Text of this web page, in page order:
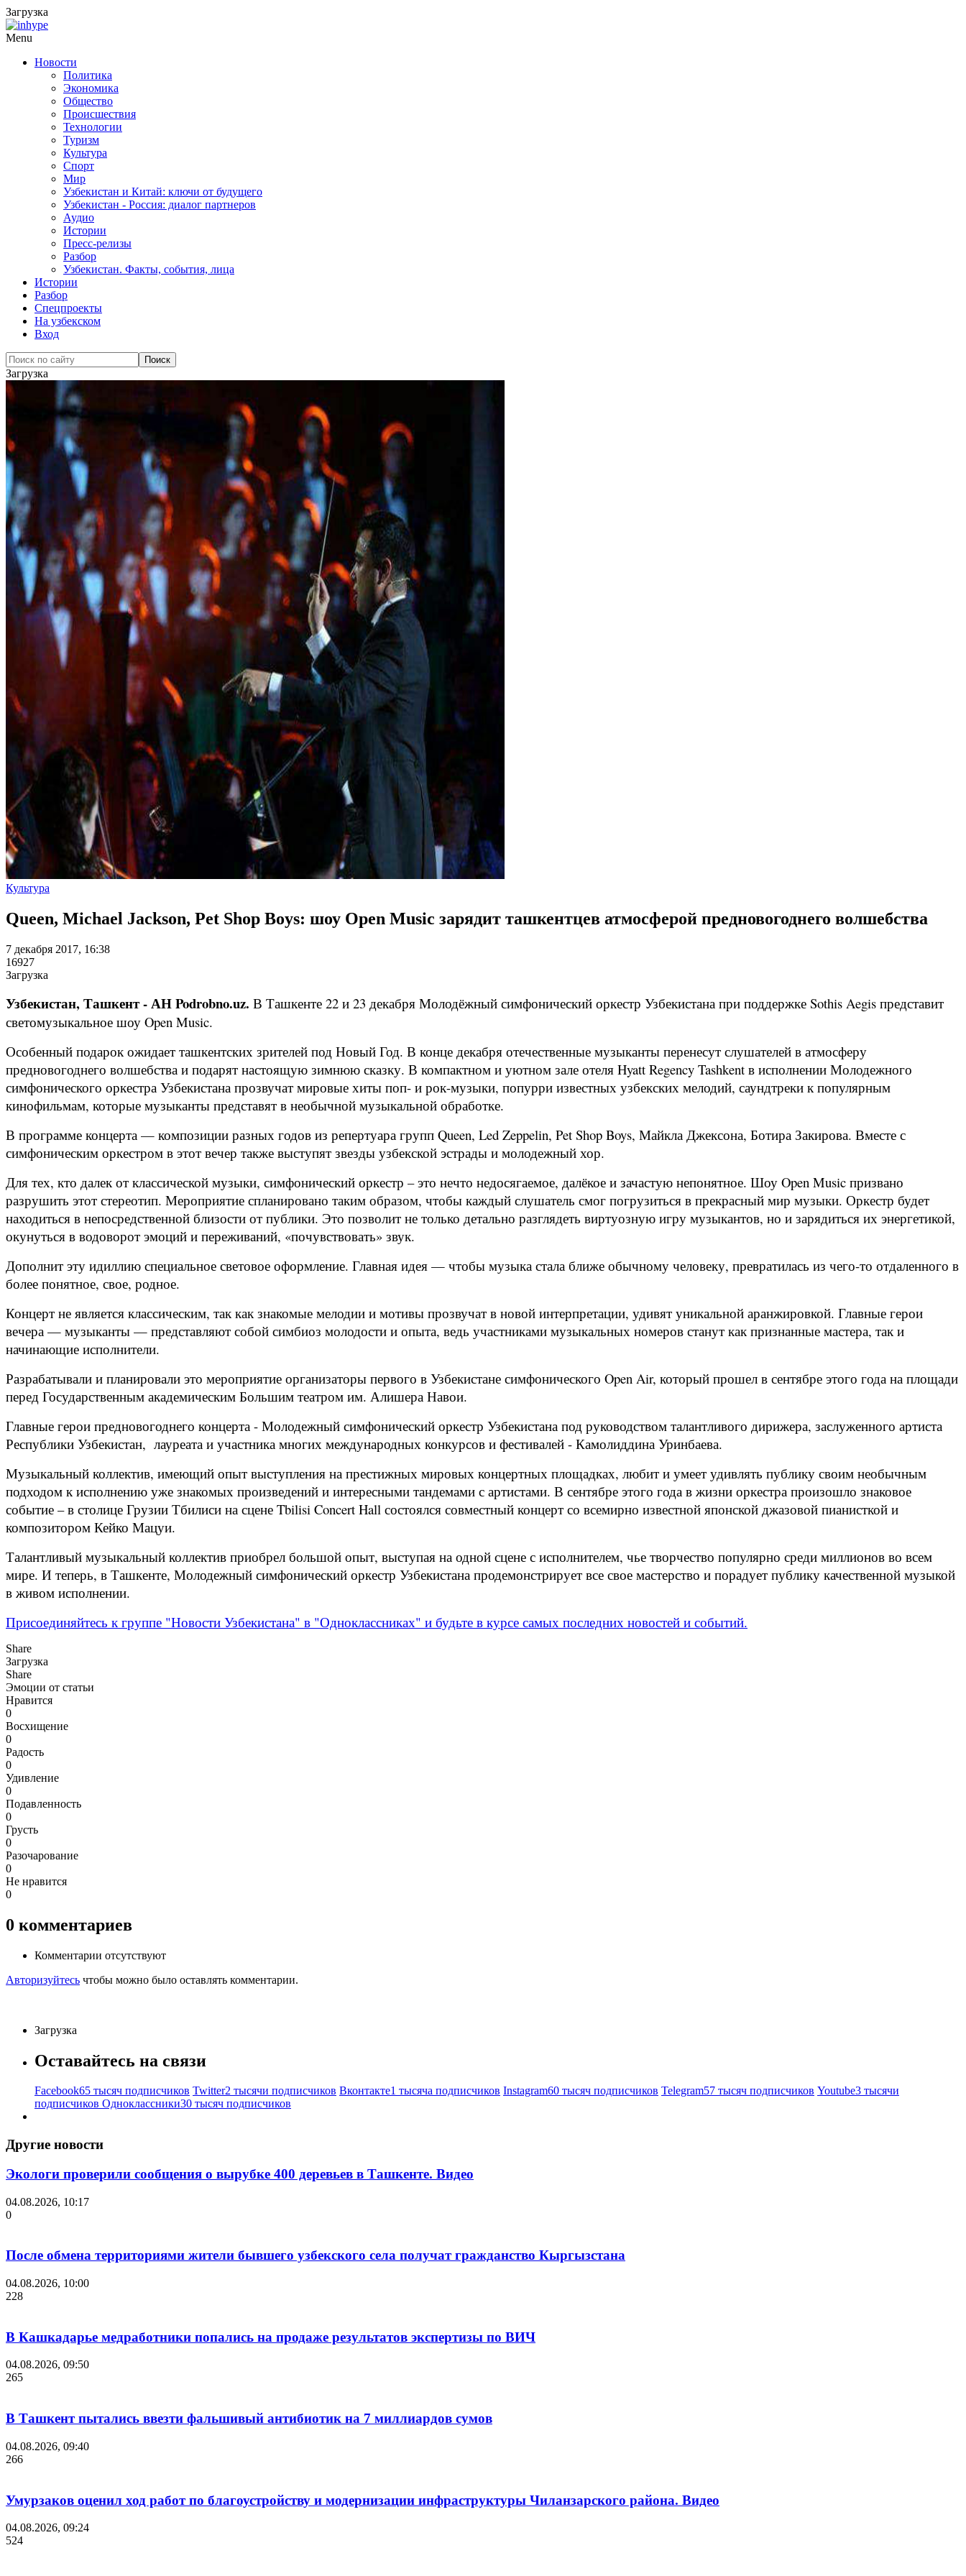
Загрузка
Menu
Новости
Политика
Экономика
Общество
Происшествия
Технологии
Туризм
Культура
Спорт
Мир
Узбекистан и Китай: ключи от будущего
Узбекистан - Россия: диалог партнеров
Аудио
Истории
Пресс-релизы
Разбор
Узбекистан. Факты, события, лица
Истории
Разбор
Спецпроекты
На узбекском
Вход
Загрузка
Культура
Queen, Michael Jackson, Pet Shop Boys: шоу Open Music зарядит ташкентцев атмосферой предновогоднего волшебства
7 декабря 2017, 16:38
16927
Загрузка
Узбекистан, Ташкент - АН Podrobno.uz. В Ташкенте 22 и 23 декабря Молодёжный симфонический оркестр Узбекистана при поддержке Sothis Aegis представит
светомузыкальное шоу Open Music.
Особенный подарок ожидает ташкентских зрителей под Новый Год. В конце декабря отечественные музыканты перенесут слушателей в атмосферу
предновогоднего волшебства и подарят настоящую зимнюю сказку. В компактном и уютном зале отеля Hyatt Regency Tashkent в исполнении Молодежного
симфонического оркестра Узбекистана прозвучат мировые хиты поп- и рок-музыки, попурри известных узбекских мелодий, саундтреки к популярным
кинофильмам, которые музыканты представят в необычной музыкальной обработке.
В программе концерта — композиции разных годов из репертуара групп Queen, Led Zeppelin, Pet Shop Boys, Майкла Джексона, Ботира Закирова. Вместе с
симфоническим оркестром в этот вечер также выступят звезды узбекской эстрады и молодежный хор.
Для тех, кто далек от классической музыки, симфонический оркестр – это нечто недосягаемое, далёкое и зачастую непонятное. Шоу Open Music призвано
разрушить этот стереотип. Мероприятие спланировано таким образом, чтобы каждый слушатель смог погрузиться в прекрасный мир музыки. Оркестр будет
находиться в непосредственной близости от публики. Это позволит не только детально разглядеть виртуозную игру музыкантов, но и зарядиться их энергетикой,
окунуться в водоворот эмоций и переживаний, «почувствовать» звук.
Дополнит эту идиллию специальное световое оформление. Главная идея — чтобы музыка стала ближе обычному человеку, превратилась из чего-то отдаленного в
более понятное, свое, родное.
Концерт не является классическим, так как знакомые мелодии и мотивы прозвучат в новой интерпретации, удивят уникальной аранжировкой. Главные герои
вечера — музыканты — представляют собой симбиоз молодости и опыта, ведь участниками музыкальных номеров станут как признанные мастера, так и
начинающие исполнители.
Разрабатывали и планировали это мероприятие организаторы первого в Узбекистане симфонического Open Air, который прошел в сентябре этого года на площади
перед Государственным академическим Большим театром им. Алишера Навои.
Главные герои предновогоднего концерта - Молодежный симфонический оркестр Узбекистана под руководством талантливого дирижера, заслуженного артиста
Республики Узбекистан, лауреата и участника многих международных конкурсов и фестивалей - Камолиддина Уринбаева.
Музыкальный коллектив, имеющий опыт выступления на престижных мировых концертных площадках, любит и умеет удивлять публику своим необычным
подходом к исполнению уже знакомых произведений и интересными тандемами с артистами. В сентябре этого года в жизни оркестра произошло знаковое
событие – в столице Грузии Тбилиси на сцене Tbilisi Concert Hall состоялся совместный концерт со всемирно известной японской джазовой пианисткой и
композитором Кейко Мацуи.
Талантливый музыкальный коллектив приобрел большой опыт, выступая на одной сцене с исполнителем, чье творчество популярно среди миллионов во всем
мире. И теперь, в Ташкенте, Молодежный симфонический оркестр Узбекистана продемонстрирует все свое мастерство и порадует публику качественной музыкой
в живом исполнении.
Присоединяйтесь к группе "Новости Узбекистана" в "Одноклассниках" и будьте в курсе самых последних новостей и событий.
Share
Загрузка
Share
Эмоции от статьи
Нравится
0
Восхищение
0
Радость
0
Удивление
0
Подавленность
0
Грусть
0
Разочарование
0
Не нравится
0
0 комментариев
Комментарии отсутствуют
Авторизуйтесь чтобы можно было оставлять комментарии.
Загрузка
Оставайтесь на связи
Facebook65 тысяч подписчиков Twitter2 тысячи подписчиков Вконтакте1 тысяча подписчиков Instagram60 тысяч подписчиков Telegram57 тысяч подписчиков Youtube3 тысячи
подписчиков Одноклассники30 тысяч подписчиков
Другие новости
Экологи проверили сообщения о вырубке 400 деревьев в Ташкенте. Видео
04.08.2026, 10:17
0
После обмена территориями жители бывшего узбекского села получат гражданство Кыргызстана
04.08.2026, 10:00
228
В Кашкадарье медработники попались на продаже результатов экспертизы по ВИЧ
04.08.2026, 09:50
265
В Ташкент пытались ввезти фальшивый антибиотик на 7 миллиардов сумов
04.08.2026, 09:40
266
Умурзаков оценил ход работ по благоустройству и модернизации инфраструктуры Чиланзарского района. Видео
04.08.2026, 09:24
524